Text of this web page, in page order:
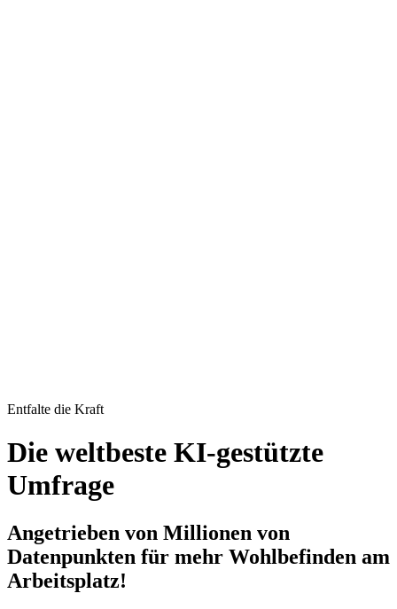
Entfalte die Kraft
Die weltbeste KI-gestützte
Umfrage
Angetrieben von Millionen von
Datenpunkten für mehr Wohlbefinden am
Arbeitsplatz!